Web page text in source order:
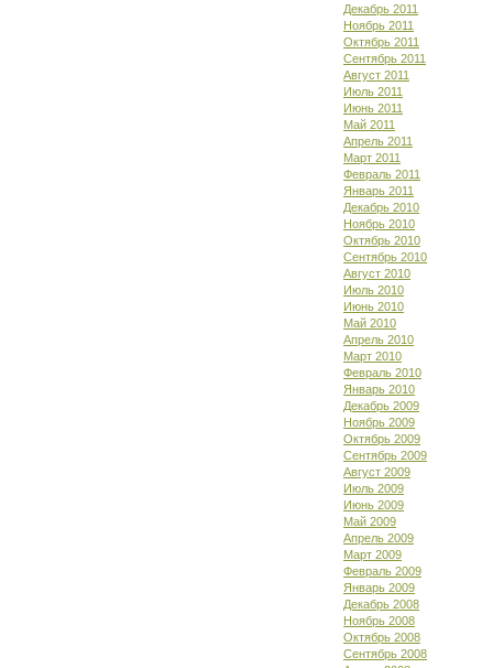
Декабрь 2011
Ноябрь 2011
Октябрь 2011
Сентябрь 2011
Август 2011
Июль 2011
Июнь 2011
Май 2011
Апрель 2011
Март 2011
Февраль 2011
Январь 2011
Декабрь 2010
Ноябрь 2010
Октябрь 2010
Сентябрь 2010
Август 2010
Июль 2010
Июнь 2010
Май 2010
Апрель 2010
Март 2010
Февраль 2010
Январь 2010
Декабрь 2009
Ноябрь 2009
Октябрь 2009
Сентябрь 2009
Август 2009
Июль 2009
Июнь 2009
Май 2009
Апрель 2009
Март 2009
Февраль 2009
Январь 2009
Декабрь 2008
Ноябрь 2008
Октябрь 2008
Сентябрь 2008